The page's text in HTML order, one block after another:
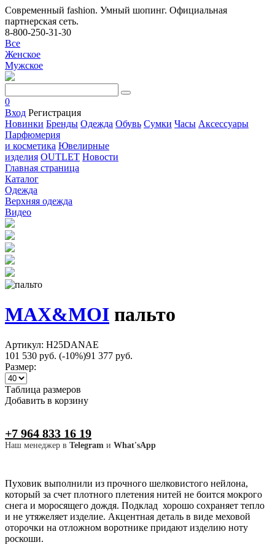
Современный fashion. Умный шопинг. Официальная
партнерская сеть.
8-800-250-31-30
Все
Женское
Мужское
0
Вход Регистрация
Новинки Бренды Одежда Обувь Сумки Часы Аксессуары
Парфюмерия
и косметика Ювелирные
изделия OUTLET Новости
Главная страница
Каталог
Одежда
Верхняя одежда
Видео
MAX&MOI пальто
Артикул: H25DANAE
101 530 руб. (-10%)91 377 руб.
Размер:
Таблица размеров
Добавить в корзину
+7 964 833 16 19
Наш менеджер в Telegram и What'sApp
Пуховик выполнили из прочного шелковистого нейлона,
который за счет плотного плетения нитей не боится мокрого
снега и моросящего дождя. Подклад хорошо сохраняет тепло
и не утяжеляет изделие. Акцентная деталь в виде меховой
оторочки на отложном воротнике придают изделию ноту
роскоши.